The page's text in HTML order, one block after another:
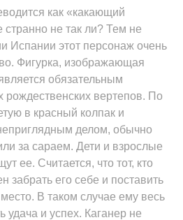
как «какающий
странно не так ли? Тем не
Испании этот персонаж очень
Фигурка, изображающая
обязательным
рождественских вертепов. По
в красный колпак и
делом, обычно
за сараем. Дети и взрослые
ее. Считается, что тот, кто
забрать его себе и поставить
В таком случае ему весь
удача и успех. Каганер не